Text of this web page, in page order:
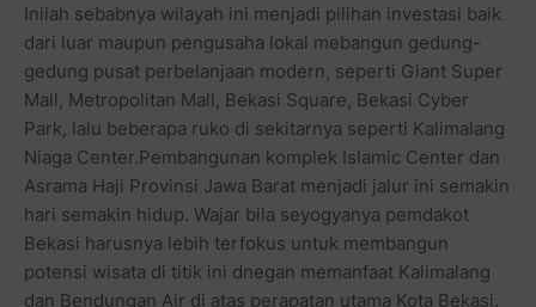
Inilah sebabnya wilayah ini menjadi pilihan investasi baik
dari luar maupun pengusaha lokal mebangun gedung-
gedung pusat perbelanjaan modern, seperti Giant Super
Mall, Metropolitan Mall, Bekasi Square, Bekasi Cyber
Park, lalu beberapa ruko di sekitarnya seperti Kalimalang
Niaga Center.Pembangunan komplek Islamic Center dan
Asrama Haji Provinsi Jawa Barat menjadi jalur ini semakin
hari semakin hidup. Wajar bila seyogyanya pemdakot
Bekasi harusnya lebih terfokus untuk membangun
potensi wisata di titik ini dnegan memanfaat Kalimalang
dan Bendungan Air di atas perapatan utama Kota Bekasi.